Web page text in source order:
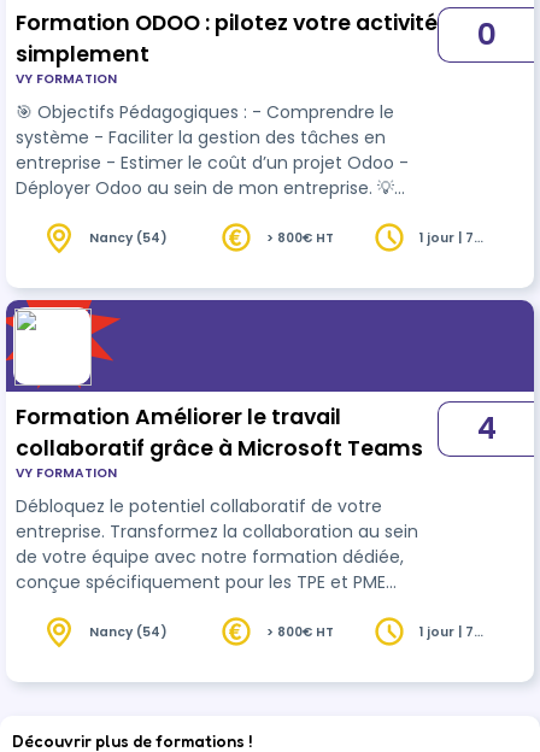
Formation ODOO : pilotez votre activité
simplement
VY FORMATION
🎯 Objectifs Pédagogiques : - Comprendre le
système - Faciliter la gestion des tâches en
entreprise - Estimer le coût d’un projet Odoo -
Déployer Odoo au sein de mon entreprise. 💡
de terrain : Nos formateurs, riches d'une
apporteront des conseils pratiques et applicables.
- Approche interactive : Des séances alliant
théorie et pratique pour une application directe
0
Nancy (54) > 800€ HT
1 jour | 7
Formation Améliorer le travail
collaboratif grâce à Microsoft Teams
VY FORMATION
Débloquez le potentiel collaboratif de votre
entreprise. Transformez la collaboration au sein
de votre équipe avec notre formation dédiée,
conçue spécifiquement pour les TPE et PME
🎯 Objectifs Pédagogiques : - Identifier la plus-
Utiliser les fonctionnalités essentielles de Teams.
près de vos besoins. 💡 Pourquoi VY Formation se
4
Nancy (54) > 800€ HT
1 jour | 7
Découvrir plus de formations !